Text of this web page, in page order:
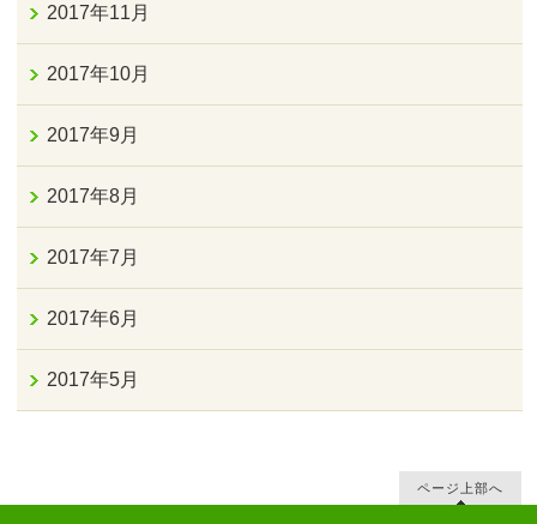
2017年11月
2017年10月
2017年9月
2017年8月
2017年7月
2017年6月
2017年5月
ページ上部へ